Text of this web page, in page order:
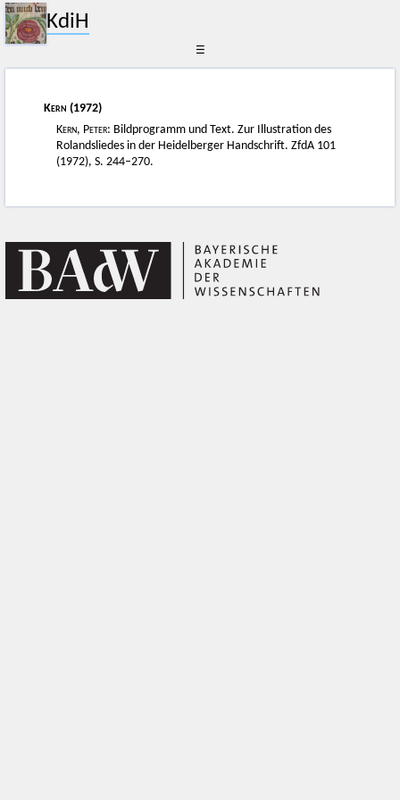
KdiH
☰
Kern (1972)
Kern, Peter: Bildprogramm und Text. Zur Illustration des
Rolandsliedes in der Heidelberger Handschrift. ZfdA 101
(1972), S. 244–270.